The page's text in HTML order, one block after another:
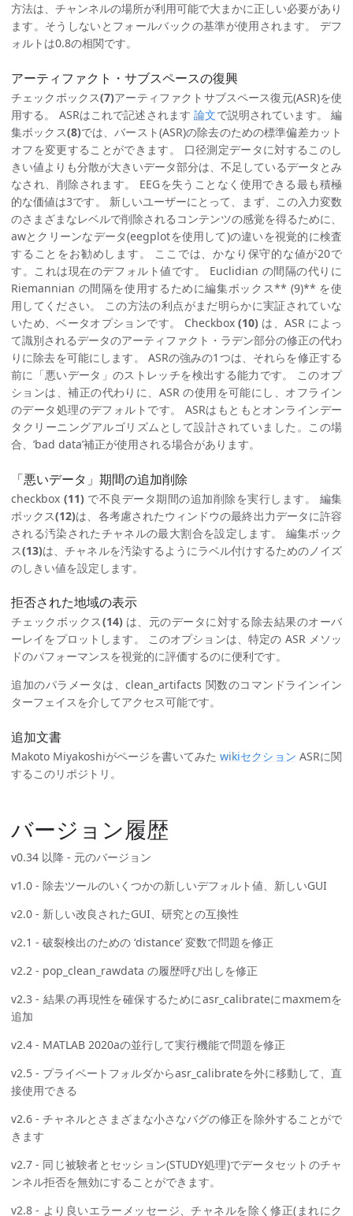
方法は、チャンネルの場所が利用可能で大まかに正しい必要があり
ます。そうしないとフォールバックの基準が使用されます。 デフ
ォルトは0.8の相関です。
アーティファクト・サブスペースの復興
チェックボックス(7)アーティファクトサブスペース復元(ASR)を使
用する。 ASRはこれで記述されます論文で説明されています。 編
集ボックス(8)では、バースト(ASR)の除去のための標準偏差カット
オフを変更することができます。 口径測定データに対するこのし
きい値よりも分散が大きいデータ部分は、不足しているデータとみ
なされ、削除されます。 EEGを失うことなく使用できる最も積極
的な価値は3です。 新しいユーザーにとって、まず、この入力変数
のさまざまなレベルで削除されるコンテンツの感覚を得るために、
awとクリーンなデータ(eegplotを使用して)の違いを視覚的に検査
することをお勧めします。 ここでは、かなり保守的な値が20で
す。これは現在のデフォルト値です。 Euclidian の間隔の代りに
Riemannian の間隔を使用するために編集ボックス** (9)** を使
用してください。 この方法の利点がまだ明らかに実証されていな
いため、ベータオプションです。 Checkbox (10)は、ASR によっ
て識別されるデータのアーティファクト・ラデン部分の修正の代わ
りに除去を可能にします。 ASRの強みの1つは、それらを修正する
前に「悪いデータ」のストレッチを検出する能力です。 このオプ
ションは、補正の代わりに、ASR の使用を可能にし、オフライン
のデータ処理のデフォルトです。 ASRはもともとオンラインデー
タクリーニングアルゴリズムとして設計されていました。この場
合、’bad data’補正が使用される場合があります。
「悪いデータ」期間の追加削除
checkbox (11)で不良データ期間の追加削除を実行します。 編集
ボックス(12)は、各考慮されたウィンドウの最終出力データに許容
される汚染されたチャネルの最大割合を設定します。 編集ボック
ス(13)は、チャネルを汚染するようにラベル付けするためのノイズ
のしきい値を設定します。
拒否された地域の表示
チェックボックス(14)は、元のデータに対する除去結果のオーバ
ーレイをプロットします。 このオプションは、特定の ASR メソッ
ドのパフォーマンスを視覚的に評価するのに便利です。
追加のパラメータは、clean_artifacts 関数のコマンドラインイン
ターフェイスを介してアクセス可能です。
追加文書
Makoto Miyakoshiがページを書いてみたwikiセクション ASRに関
するこのリポジトリ。
バージョン履歴
v0.34 以降 - 元のバージョン
v1.0 - 除去ツールのいくつかの新しいデフォルト値、新しいGUI
v2.0 - 新しい改良されたGUI、研究との互換性
v2.1 - 破裂検出のための ‘distance’ 変数で問題を修正
v2.2 - pop_clean_rawdata の履歴呼び出しを修正
v2.3 - 結果の再現性を確保するためにasr_calibrateにmaxmemを
追加
v2.4 - MATLAB 2020aの並行して実行機能で問題を修正
v2.5 - プライベートフォルダからasr_calibrateを外に移動して、直
接使用できる
v2.6 - チャネルとさまざまな小さなバグの修正を除外することがで
きます
v2.7 - 同じ被験者とセッション(STUDY処理)でデータセットのチャ
ンネル拒否を無効にすることができます。
v2.8 - より良いエラーメッセージ、チャネルを除く修正(まれにク